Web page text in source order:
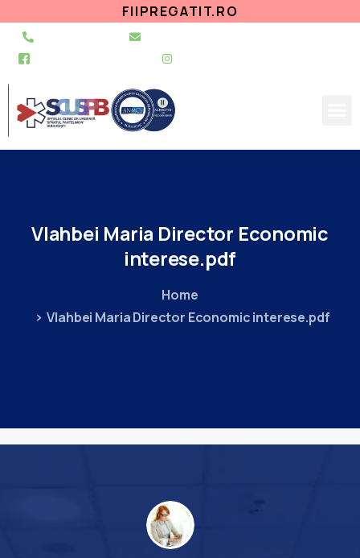
FIIPREGATIT.RO
Vlahbei Maria Director Economic
interese.pdf
Home
Vlahbei Maria Director Economic interese.pdf